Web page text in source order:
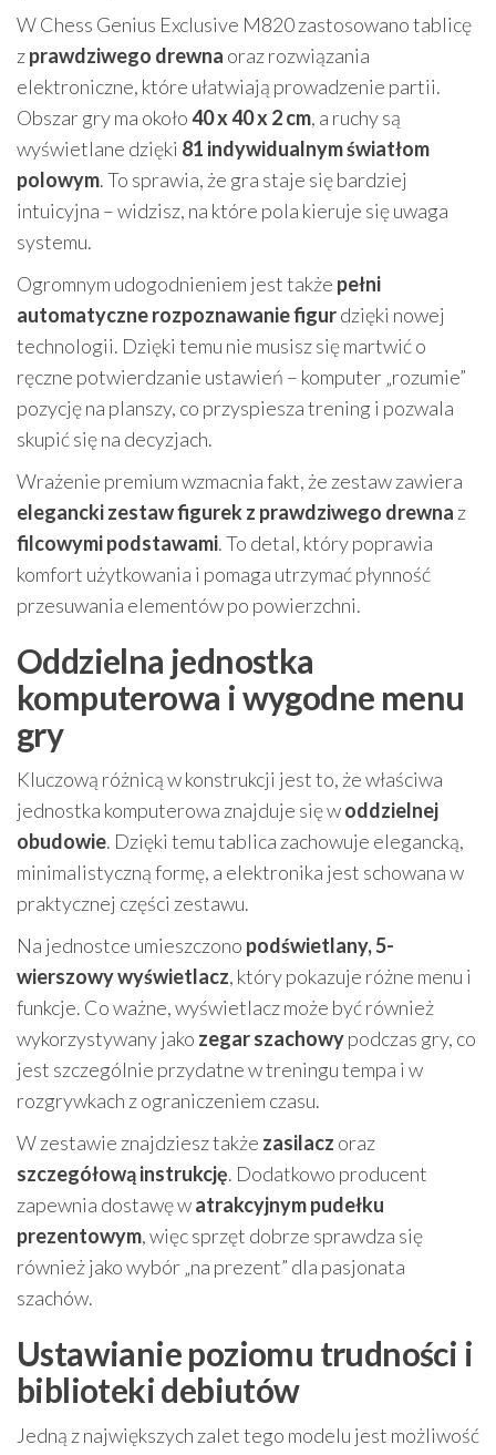
W Chess Genius Exclusive M820 zastosowano tablicę
zprawdziwego drewna oraz rozwiązania
elektroniczne, które ułatwiają prowadzenie partii.
Obszar gry ma około40 x 40 x 2 cm, a ruchy są
wyświetlane dzięki 81 indywidualnym światłom
polowym. To sprawia, że gra staje się bardziej
intuicyjna – widzisz, na które pola kieruje się uwaga
systemu.
Ogromnym udogodnieniem jest także pełni
automatyczne rozpoznawanie figurdzięki nowej
technologii. Dzięki temu nie musisz się martwić o
ręczne potwierdzanie ustawień – komputer „rozumie”
pozycję na planszy, co przyspiesza trening i pozwala
skupić się na decyzjach.
Wrażenie premium wzmacnia fakt, że zestaw zawiera
elegancki zestaw figurek z prawdziwego drewna z
filcowymi podstawami. To detal, który poprawia
komfort użytkowania i pomaga utrzymać płynność
przesuwania elementów po powierzchni.
Oddzielna jednostka
komputerowa i wygodne menu
gry
Kluczową różnicą w konstrukcji jest to, że właściwa
jednostka komputerowa znajduje się woddzielnej
obudowie. Dzięki temu tablica zachowuje elegancką,
minimalistyczną formę, a elektronika jest schowana w
praktycznej części zestawu.
Na jednostce umieszczono podświetlany, 5-
wierszowy wyświetlacz, który pokazuje różne menu i
funkcje. Co ważne, wyświetlacz może być również
wykorzystywany jako zegar szachowypodczas gry, co
jest szczególnie przydatne w treningu tempa i w
rozgrywkach z ograniczeniem czasu.
W zestawie znajdziesz także zasilacz oraz
szczegółową instrukcję. Dodatkowo producent
zapewnia dostawę watrakcyjnym pudełku
prezentowym, więc sprzęt dobrze sprawdza się
również jako wybór „na prezent” dla pasjonata
szachów.
Ustawianie poziomu trudności i
biblioteki debiutów
Jedną z największych zalet tego modelu jest możliwość